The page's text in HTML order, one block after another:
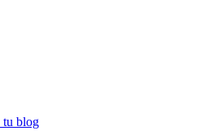
tu blog